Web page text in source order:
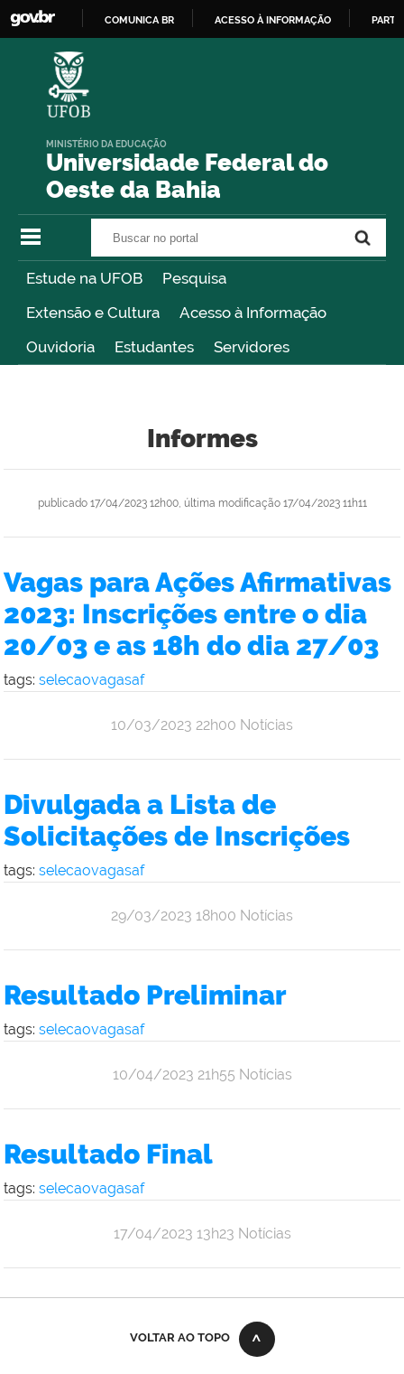
COMUNICA BR ACESSO À INFORMAÇÃO
Universidade Federal do
Oeste da Bahia
MINISTÉRIO DA EDUCAÇÃO
Estude na UFOB
Pesquisa
Extensão e Cultura
Acesso à Informação
Ouvidoria
Estudantes Servidores
Informes
publicado17/04/2023 12h00, última modificação17/04/2023 11h11
Vagas para Ações Afirmativas
2023: Inscrições entre o dia
20/03 e as 18h do dia 27/03
tags: selecaovagasaf
10/03/2023 22h00 Notícias
Divulgada a Lista de
Solicitações de Inscrições
tags: selecaovagasaf
29/03/2023 18h00 Notícias
Resultado Preliminar
tags: selecaovagasaf
10/04/2023 21h55 Notícias
Resultado Final
tags: selecaovagasaf
17/04/2023 13h23 Notícias
VOLTAR AO TOPO